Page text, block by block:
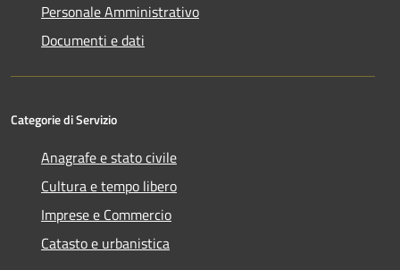
Personale Amministrativo
Documenti e dati
Categorie di Servizio
Anagrafe e stato civile
Cultura e tempo libero
Imprese e Commercio
Catasto e urbanistica